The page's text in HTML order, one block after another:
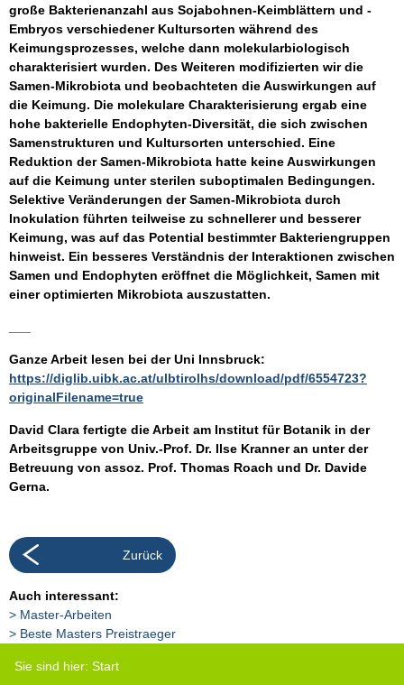
große Bakterienanzahl aus Sojabohnen-Keimblättern und -
Embryos verschiedener Kultursorten während des
Keimungsprozesses, welche dann molekularbiologisch
charakterisiert wurden. Des Weiteren modifizierten wir die
Samen-Mikrobiota und beobachteten die Auswirkungen auf
die Keimung. Die molekulare Charakterisierung ergab eine
hohe bakterielle Endophyten-Diversität, die sich zwischen
Samenstrukturen und Kultursorten unterschied. Eine
Reduktion der Samen-Mikrobiota hatte keine Auswirkungen
auf die Keimung unter sterilen suboptimalen Bedingungen.
Selektive Veränderungen der Samen-Mikrobiota durch
Inokulation führten teilweise zu schnellerer und besserer
Keimung, was auf das Potential bestimmter Bakteriengruppen
hinweist. Ein besseres Verständnis der Interaktionen zwischen
Samen und Endophyten eröffnet die Möglichkeit, Samen mit
einer optimierten Mikrobiota auszustatten.
Ganze Arbeit lesen bei der Uni Innsbruck:
https://diglib.uibk.ac.at/ulbtirolhs/download/pdf/6554723?
originalFilename=true
David Clara fertigte die Arbeit am Institut für Botanik in der
Arbeitsgruppe von Univ.-Prof. Dr. Ilse Kranner an unter der
Betreuung von assoz. Prof. Thomas Roach und Dr. Davide
Gerna.
Zurück
Auch interessant:
Master-Arbeiten
Beste Masters Preistraeger
Sie sind hier: Start